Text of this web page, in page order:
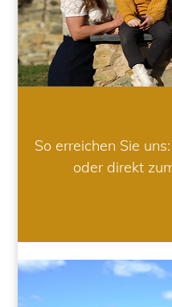
So erreichen Sie uns:
oder direkt